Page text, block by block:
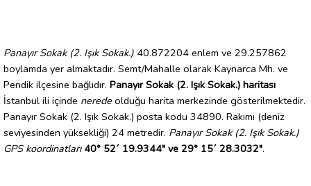
Panayır Sokak (2. Işık Sokak.) 40.872204 enlem ve 29.257862
boylamda yer almaktadır. Semt/Mahalle olarak Kaynarca Mh. ve
Pendik ilçesine bağlıdır. Panayır Sokak (2. Işık Sokak.) haritası
İstanbul ili içinde nerede olduğu harita merkezinde gösterilmektedir.
Panayır Sokak (2. Işık Sokak.) posta kodu 34890. Rakımı (deniz
seviyesinden yüksekliği) 24 metredir. Panayır Sokak (2. Işık Sokak.)
GPS koordinatları 40° 52´ 19.9344" ve 29° 15´ 28.3032".